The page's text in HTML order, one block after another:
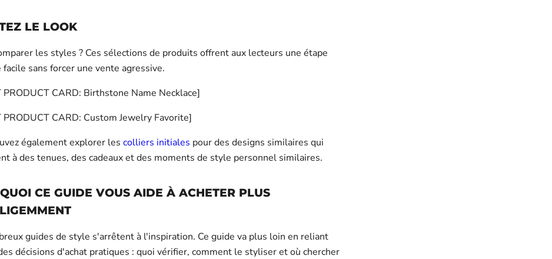
LE LOOK
les styles ? Ces sélections de produits offrent aux lecteurs une étape
facile sans forcer une vente agressive.
PRODUCT CARD: Birthstone Name Necklace]
PRODUCT CARD: Custom Jewelry Favorite]
également explorer les colliers initiales pour des designs similaires qui
à des tenues, des cadeaux et des moments de style personnel similaires.
CE GUIDE VOUS AIDE À ACHETER PLUS
guides de style s'arrêtent à l'inspiration. Ce guide va plus loin en reliant
décisions d'achat pratiques : quoi vérifier, comment le styliser et où chercher